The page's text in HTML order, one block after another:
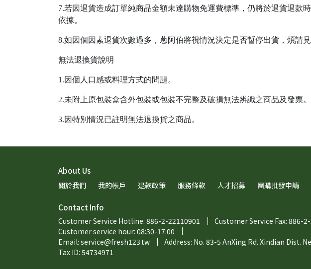
7.若因退貨造成訂單純商品金額未達購物免運費標準，仍將於退貨退款
依據。
8.如因個因素退貨次數過多，蔥阿伯將視情況決定是否暫停出貨，煩請見
無法退換貨說明
1.因個人口感或料理方式的問題。
2.未附上原包裝盒含外包裝或包裝不完整及破損無法辨識之商品及發票。
3.因特別情況已註明無法退換貨之商品。
About Us
關於我們 我的帳戶 退款政策 服務條款 人才招募 團購批發申請
Contact Info
Customer Service Hotline: 886-2-22110901
Customer Service Fax: 886-
Customer service hour: 08:30-17:00
Email: service@fresh123.tw
Address: No. 83-5 AnXing Rd. Xindian Dist.
Tax ID: 54734971